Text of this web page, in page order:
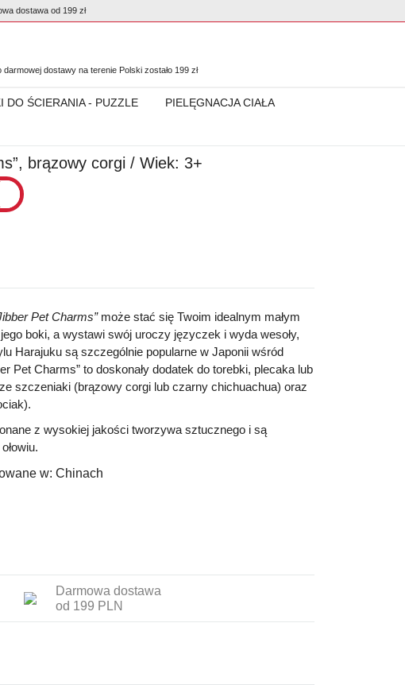
dostawa od 199 zł
darmowej dostawy na terenie Polski zostało 199 zł
DO ŚCIERANIA - PUZZLE PIELĘGNACJA CIAŁA
brązowy corgi / Wiek: 3+
Pet Charms”może stać się Twoim idealnym małym
boki, a wystawi swój uroczy języczek i wyda wesoły,
Harajuku są szczególnie popularne w Japonii wśród
Pet Charms” to doskonały dodatek do torebki, plecaka lub
szczeniaki (brązowy corgi lub czarny chichuachua) oraz
z wysokiej jakości tworzywa sztucznego i są
w: Chinach
Darmowa dostawa
od 199 PLN